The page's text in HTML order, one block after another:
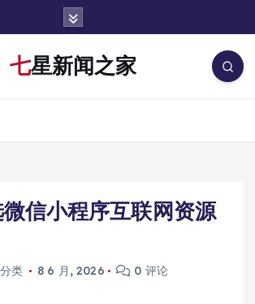
七星新闻之家
信小程序互联网资源
类 8 6 月, 2026 0 评论